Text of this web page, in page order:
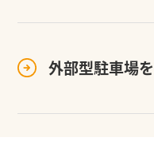
外部型駐車場を